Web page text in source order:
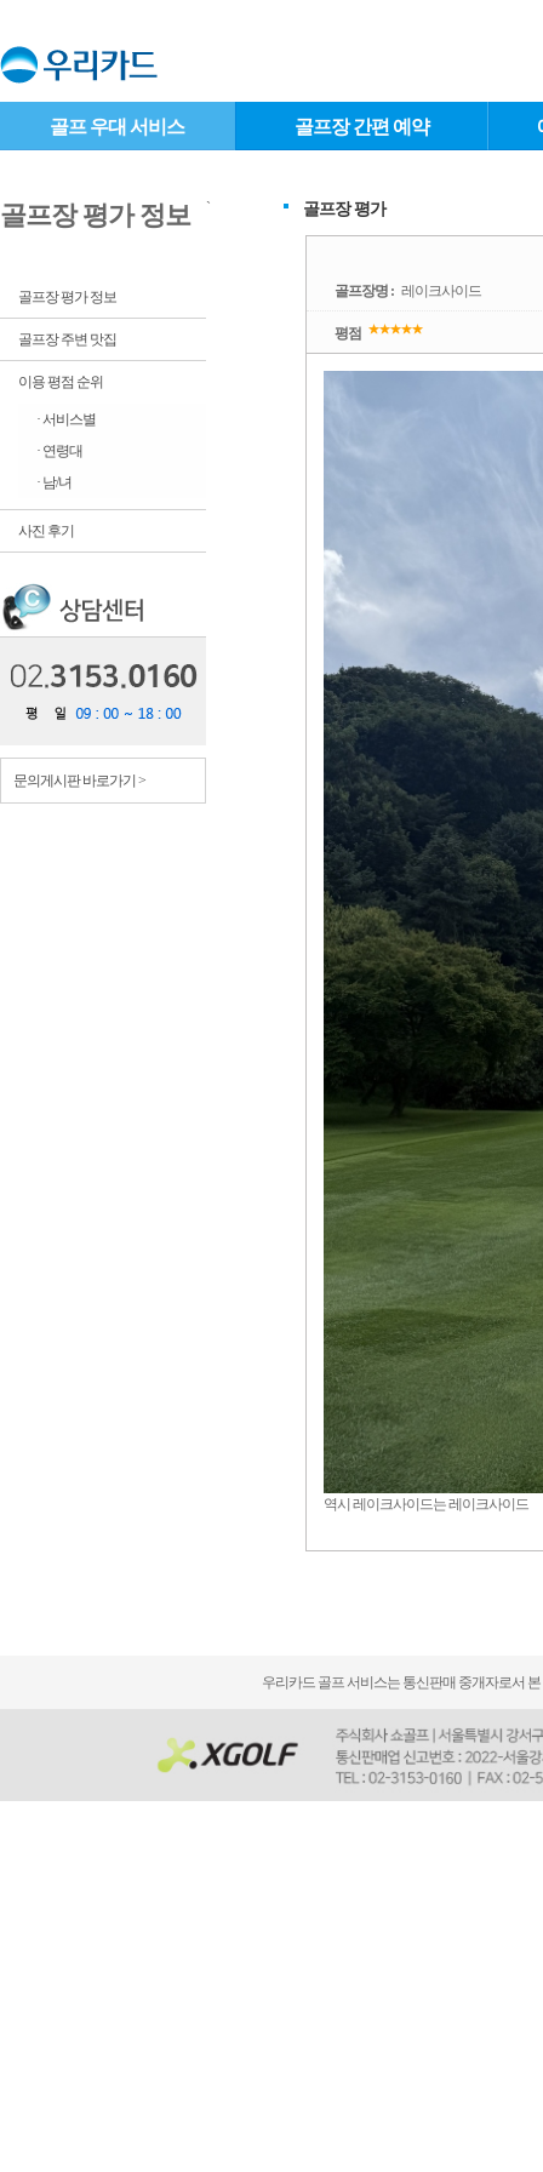
골프 우대 서비스 골프장 간편 예약
골프장 평가 정보
골프장 평가 정보
골프장 주변 맛집
이용 평점 순위
· 서비스별
· 연령대
· 남/녀
사진 후기
문의게시판 바로가기 >
` 골프장 평가
골프장명 : 레이크사이드
평점
역시 레이크사이드는 레이크사이드
우리카드 골프 서비스는 통신판매 중개자로서